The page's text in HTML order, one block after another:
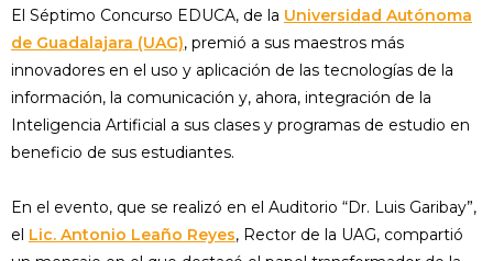
El Séptimo Concurso EDUCA, de la Universidad Autónoma
de Guadalajara (UAG), premió a sus maestros más
innovadores en el uso y aplicación de las tecnologías de la
información, la comunicación y, ahora, integración de la
Inteligencia Artificial a sus clases y programas de estudio en
beneficio de sus estudiantes.
En el evento, que se realizó en el Auditorio “Dr. Luis Garibay”,
el Lic. Antonio Leaño Reyes, Rector de la UAG, compartió